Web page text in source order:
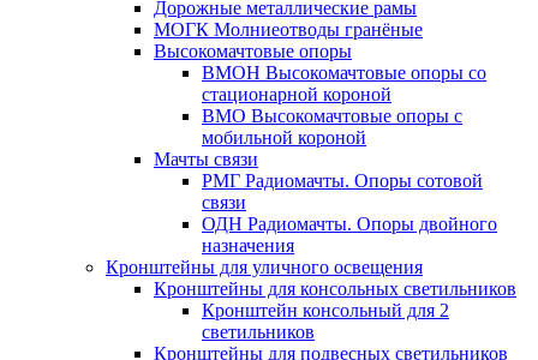
Дорожные металлические рамы
МОГК Молниеотводы гранёные
Высокомачтовые опоры
ВМОН Высокомачтовые опоры со
стационарной короной
ВМО Высокомачтовые опоры с
мобильной короной
Мачты связи
РМГ Радиомачты. Опоры сотовoй
связи
ОДН Радиомачты. Опоры двойного
назначения
Кронштейны для уличного освещения
Кронштейны для консольных светильников
Кронштейн консольный для 2
светильников
Кронштейны для подвесных светильников